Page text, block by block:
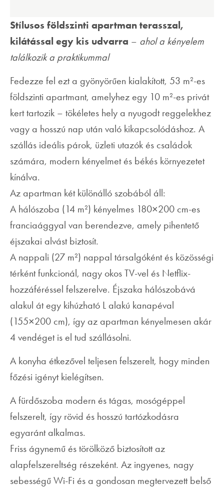
Stílusos földszinti apartman terasszal,
kilátással egy kis udvarra – ahol a kényelem
találkozik a praktikummal
Fedezze fel ezt a gyönyörűen kialakított, 53 m²-es
földszinti apartmant, amelyhez egy 10 m²-es privát
kert tartozik – tökéletes hely a nyugodt reggelekhez
vagy a hosszú nap után való kikapcsolódáshoz. A
szállás ideális párok, üzleti utazók és családok
számára, modern kényelmet és békés környezetet
kínálva.
Az apartman két különálló szobából áll:
A hálószoba (14 m²) kényelmes 180×200 cm-es
franciaággyal van berendezve, amely pihentető
éjszakai alvást biztosít.
A nappali (27 m²) nappal társalgóként és közösségi
térként funkcionál, nagy okos TV-vel és Netflix-
hozzáféréssel felszerelve. Éjszaka hálószobává
alakul át egy kihúzható L alakú kanapéval
(155×200 cm), így az apartman kényelmesen akár
4 vendéget is el tud szállásolni.
A konyha étkezővel teljesen felszerelt, hogy minden
főzési igényt kielégítsen.
A fürdőszoba modern és tágas, mosógéppel
felszerelt, így rövid és hosszú tartózkodásra
egyaránt alkalmas.
Friss ágynemű és törölköző biztosított az
alapfelszereltség részeként. Az ingyenes, nagy
sebességű Wi-Fi és a gondosan megtervezett belső